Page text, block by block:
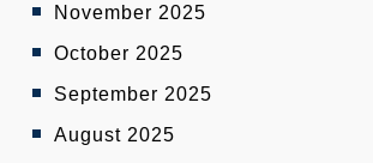
November 2025
October 2025
September 2025
August 2025